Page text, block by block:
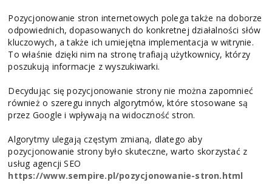
Pozycjonowanie stron internetowych polega także na doborze
odpowiednich, dopasowanych do konkretnej działalności słów
kluczowych, a także ich umiejętna implementacja w witrynie.
To właśnie dzięki nim na stronę trafiają użytkownicy, którzy
poszukują informacje z wyszukiwarki.
Decydując się pozycjonowanie strony nie można zapomnieć
również o szeregu innych algorytmów, które stosowane są
przez Google i wpływają na widoczność stron.
Algorytmy ulegają częstym zmianą, dlatego aby
pozycjonowanie strony było skuteczne, warto skorzystać z
usług agencji SEO
https://www.sempire.pl/pozycjonowanie-stron.html